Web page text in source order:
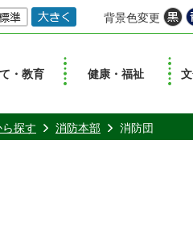
背景色変更
・教育 健康・福祉
探す 消防本部 消防団